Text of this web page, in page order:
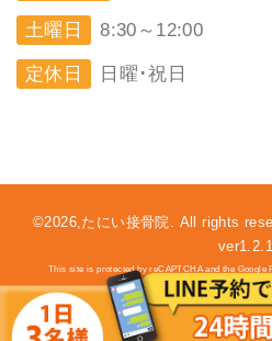
土曜日 8:30～12:00
定休日 日曜･祝日
©2026,たにい接骨院. All rights
ver1.2.1
This site is protected by reCAPTCHA and the